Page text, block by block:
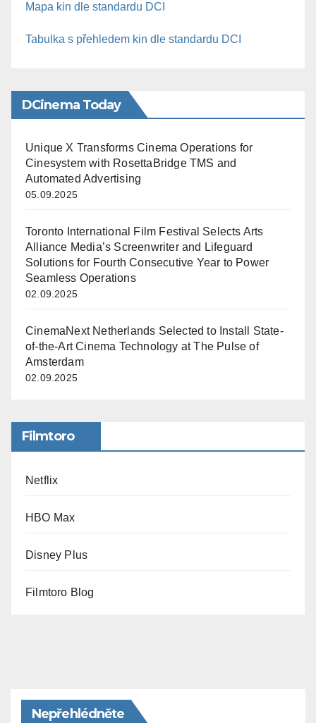
Mapa kin dle standardu DCI
Tabulka s přehledem kin dle standardu DCI
DCinema Today
Unique X Transforms Cinema Operations for
Cinesystem with RosettaBridge TMS and
Automated Advertising
05.09.2025
Toronto International Film Festival Selects Arts
Alliance Media’s Screenwriter and Lifeguard
Solutions for Fourth Consecutive Year to Power
Seamless Operations
02.09.2025
CinemaNext Netherlands Selected to Install State-
of-the-Art Cinema Technology at The Pulse of
Amsterdam
02.09.2025
Filmtoro
Netflix
HBO Max
Disney Plus
Filmtoro Blog
Nepřehlédněte